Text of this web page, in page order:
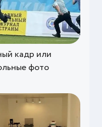
кадр или
фото